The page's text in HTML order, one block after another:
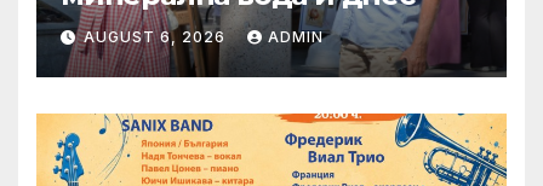
AUGUST 6, 2026 ADMIN